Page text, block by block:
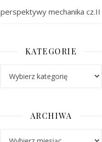
perspektywy mechanika cz.II
KATEGORIE
ARCHIWA